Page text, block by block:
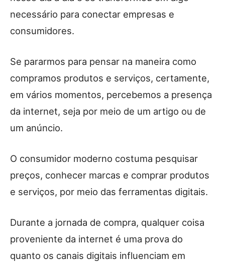
necessário para conectar empresas e
consumidores.
Se pararmos para pensar na maneira como
compramos produtos e serviços, certamente,
em vários momentos, percebemos a presença
da internet, seja por meio de um artigo ou de
um anúncio.
O consumidor moderno costuma pesquisar
preços, conhecer marcas e comprar produtos
e serviços, por meio das ferramentas digitais.
Durante a jornada de compra, qualquer coisa
proveniente da internet é uma prova do
quanto os canais digitais influenciam em